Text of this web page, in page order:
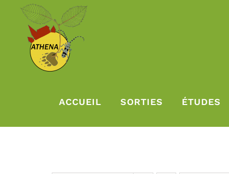
Passer
contenu
ACCUEIL SORTIES ÉTUDES